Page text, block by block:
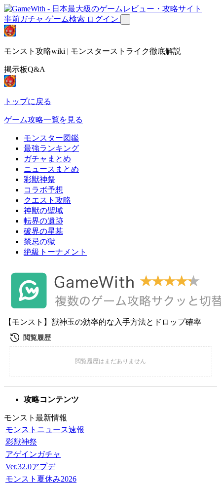
事前ガチャ ゲーム検索 ログイン
モンスト攻略wiki | モンスターストライク徹底解説
掲示板Q&A
トップに戻る
ゲーム攻略一覧を見る
モンスター図鑑
最強ランキング
ガチャまとめ
ニュースまとめ
彩獣神祭
コラボ予想
クエスト攻略
神獣の聖域
転界の遺跡
破界の星墓
禁忌の獄
絶級トーナメント
【モンスト】獣神玉の効率的な入手方法とドロップ確率
攻略コンテンツ
モンスト最新情報
モンストニュース速報
彩獣神祭
アゲインガチャ
Ver.32.0アプデ
モンスト夏休み2026